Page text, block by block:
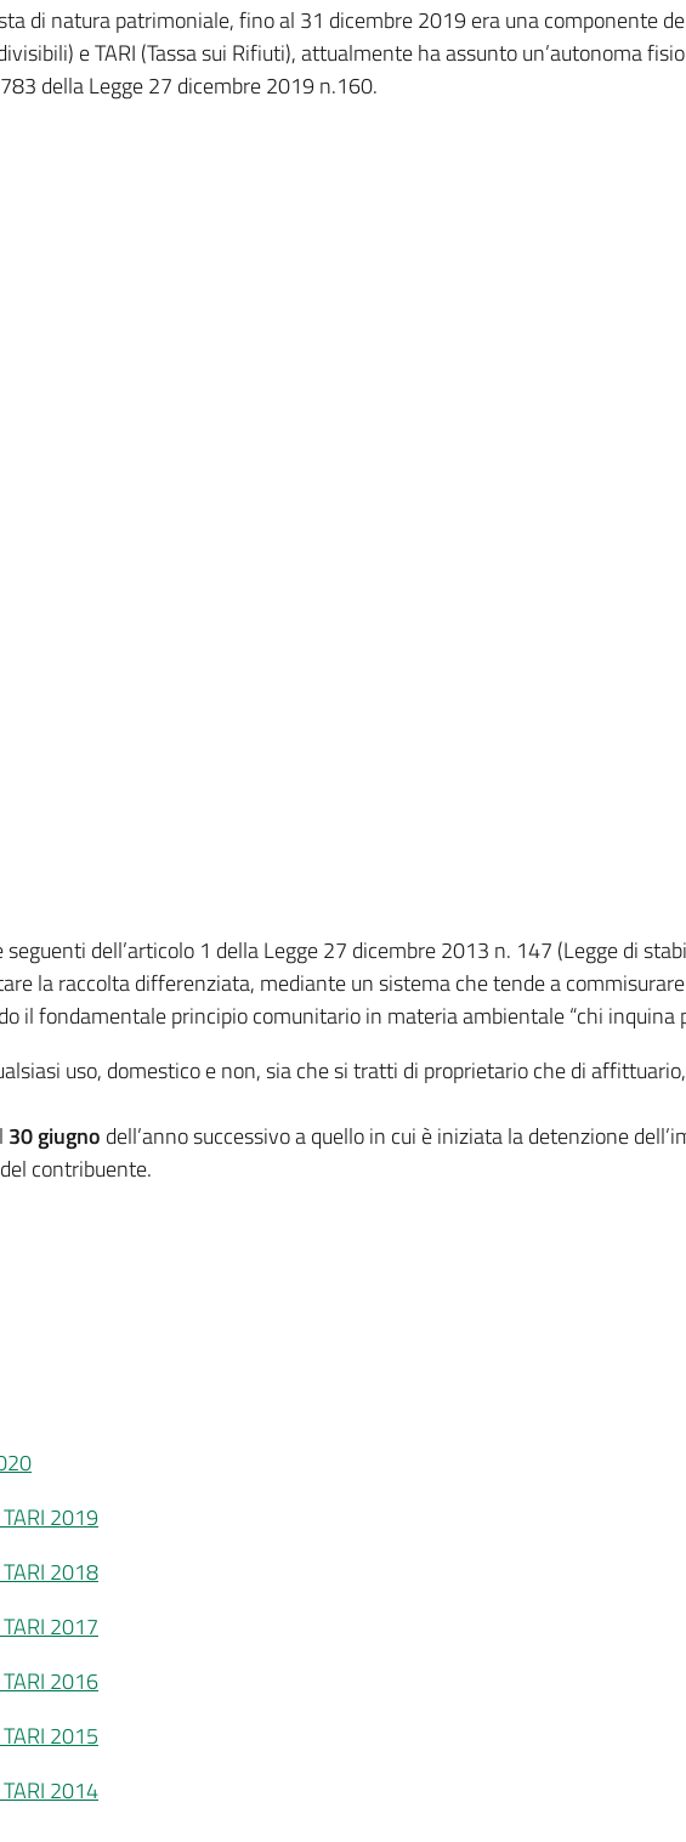
di natura patrimoniale, fino al 31 dicembre 2019 era una componente
e TARI (Tassa sui Rifiuti), attualmente ha assunto un’autonoma
della Legge 27 dicembre 2019 n.160.
dell’articolo 1 della Legge 27 dicembre 2013 n. 147 (Legge di
la raccolta differenziata, mediante un sistema che tende a
il fondamentale principio comunitario in materia ambientale “chi inquina
uso, domestico e non, sia che si tratti di proprietario che di
30 giugno dell’anno successivo a quello in cui è iniziata la detenzione
contribuente.
2019
2018
2017
2016
2015
2014